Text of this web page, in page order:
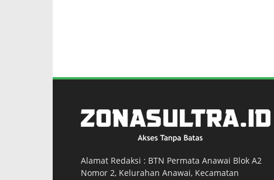
Alamat Redaksi : BTN Permata Anawai Blok A2
Nomor 2, Kelurahan Anawai, Kecamatan